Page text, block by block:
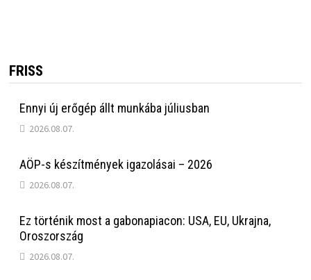
FRISS
Ennyi új erőgép állt munkába júliusban
2026.08.07.
AÖP-s készítmények igazolásai – 2026
2026.08.07.
Ez történik most a gabonapiacon: USA, EU, Ukrajna,
Oroszország
2026.08.07.